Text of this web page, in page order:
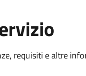
requisiti e altre